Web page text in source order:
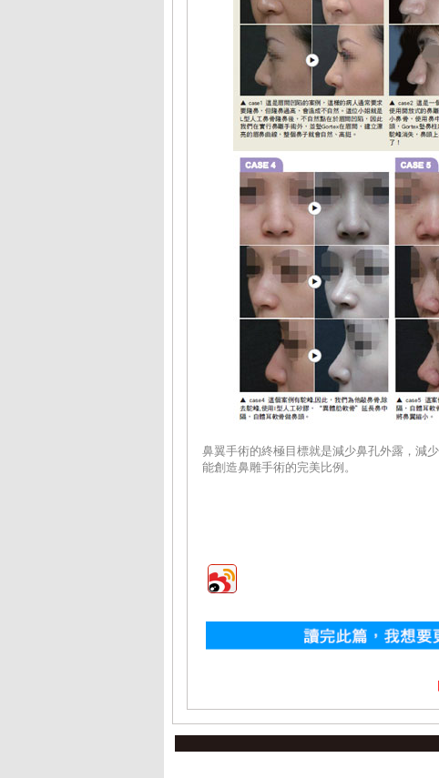
鼻翼手術的終極目標就是減少鼻孔外露，減
能創造鼻雕手術的完美比例。